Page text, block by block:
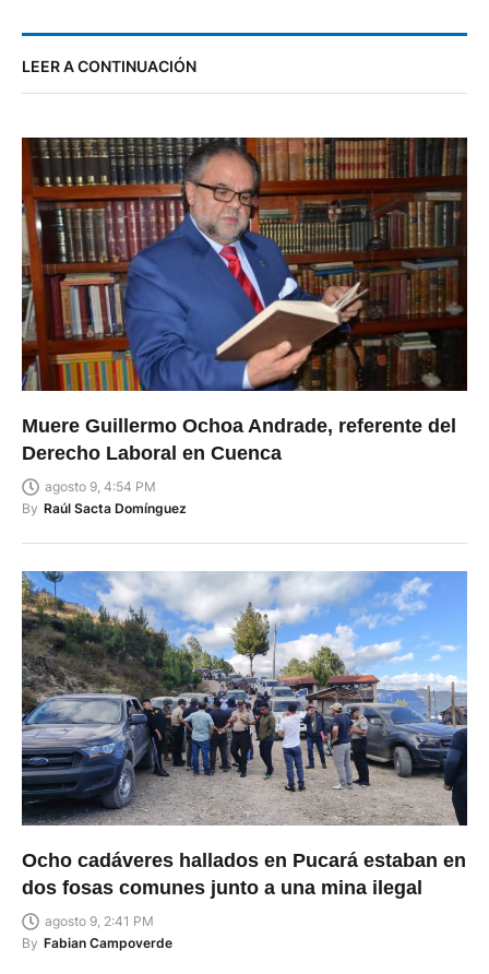
LEER A CONTINUACIÓN
Muere Guillermo Ochoa Andrade, referente del
Derecho Laboral en Cuenca
agosto 9, 4:54 PM
By Raúl Sacta Domínguez
Ocho cadáveres hallados en Pucará estaban en
dos fosas comunes junto a una mina ilegal
agosto 9, 2:41 PM
By Fabian Campoverde